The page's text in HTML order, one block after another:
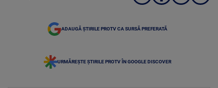
ADAUGĂ ȘTIRILE PROTV CA SURSĂ PREFERATĂ
URMĂREȘTE ȘTIRILE PROTV ÎN GOOGLE DISCOVER